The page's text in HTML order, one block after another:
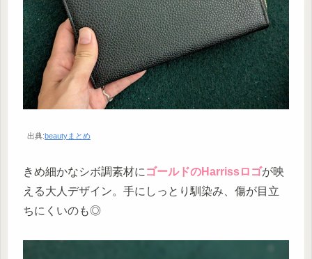
出典:beautyまとめ
きめ細かなシボ調素材に ゴールドのHarrissロゴが映
える大人デザイン。手にしっとり馴染み、傷が目立
ちにくいのも◎